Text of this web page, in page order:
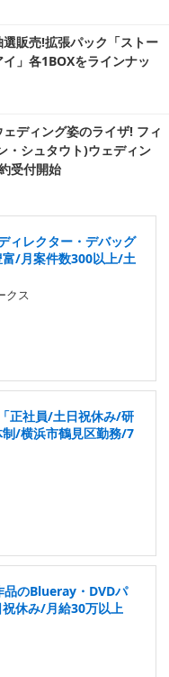
販売!拡張パック「ストー
」各1BOXをラインナッ
ディング姿のライザ! フィ
・シュタウト)ウェディン
受付開始
ィレクター・デバッグ
/月案件数300以上/土
クス
正社員/土日祝休み/研
/横浜市鶴見区勤務/7
品のBlueray・DVDパ
休み/月給30万以上